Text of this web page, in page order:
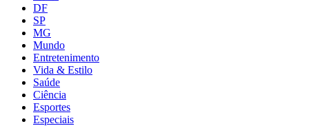
DF
SP
MG
Mundo
Entretenimento
Vida & Estilo
Saúde
Ciência
Esportes
Especiais